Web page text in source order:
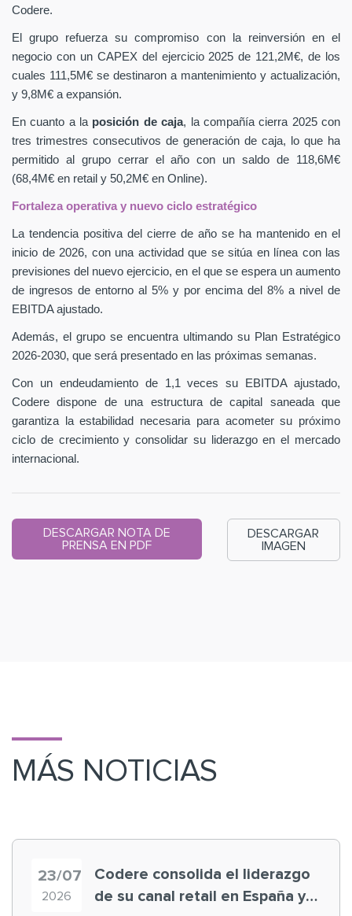
Codere.
El grupo refuerza su compromiso con la reinversión en el
negocio con un CAPEX del ejercicio 2025 de 121,2M€, de los
cuales 111,5M€ se destinaron a mantenimiento y actualización,
y 9,8M€ a expansión.
En cuanto a la posición de caja, la compañía cierra 2025 con
tres trimestres consecutivos de generación de caja, lo que ha
permitido al grupo cerrar el año con un saldo de 118,6M€
(68,4M€ en retail y 50,2M€ en Online).
Fortaleza operativa y nuevo ciclo estratégico
La tendencia positiva del cierre de año se ha mantenido en el
inicio de 2026, con una actividad que se sitúa en línea con las
previsiones del nuevo ejercicio, en el que se espera un aumento
de ingresos de entorno al 5% y por encima del 8% a nivel de
EBITDA ajustado.
Además, el grupo se encuentra ultimando su Plan Estratégico
2026-2030, que será presentado en las próximas semanas.
Con un endeudamiento de 1,1 veces su EBITDA ajustado,
Codere dispone de una estructura de capital saneada que
garantiza la estabilidad necesaria para acometer su próximo
ciclo de crecimiento y consolidar su liderazgo en el mercado
internacional.
DESCARGAR NOTA DE
PRENSA EN PDF
DESCARGAR
IMAGEN
MÁS NOTICIAS
23/07
2026
Codere consolida el liderazgo
de su canal retail en España y